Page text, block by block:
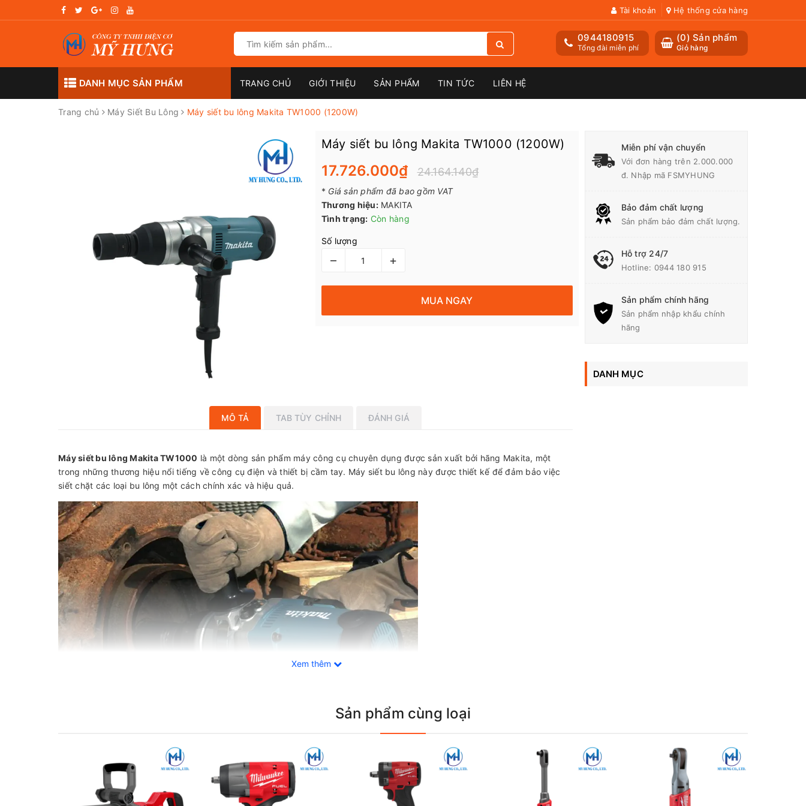
Tài khoản Hệ thống cửa hàng
(0) Sản phẩm
Giỏ hàng
0944180915
Tổng đài miễn phí
DANH MỤC SẢN PHẨM TRANG CHỦ GIỚI THIỆU SẢN PHẨM TIN TỨC LIÊN HỆ
Trang chủ Máy Siết Bu Lông Máy siết bu lông Makita TW1000 (1200W)
Máy siết bu lông Makita TW1000 (1200W)
17.726.000₫ 24.164.140₫
* Giá sản phẩm đã bao gồm VAT
Thương hiệu: MAKITA
Tình trạng: Còn hàng
Số lượng
– +
MUA NGAY
MÔ TẢ TAB TÙY CHỈNH ĐÁNH GIÁ
Máy siết bu lông Makita TW1000 là một dòng sản phẩm máy công cụ chuyên dụng được sản xuất bởi hãng Makita, một
trong những thương hiệu nổi tiếng về công cụ điện và thiết bị cầm tay. Máy siết bu lông này được thiết kế để đảm bảo việc
siết chặt các loại bu lông một cách chính xác và hiệu quả.
Máy được trang bị động cơ mạnh mẽ, có khả năng xử lý các công việc siết bu lông có độ cứng cao một cách dễ dàng. Với
công suất lớn, máy có thể hoạt động liên tục trong thời gian dài mà không gây ra sự mệt mỏi cho người sử dụng. Điều này rất
quan trọng đặc biệt khi sử dụng máy trong các môi trường công nghiệp hoặc xây dựng.
Xem thêm
Miễn phí vận chuyển
Với đơn hàng trên 2.000.000
đ. Nhập mã FSMYHUNG
Bảo đảm chất lượng
Sản phẩm bảo đảm chất lượng.
Hỗ trợ 24/7
Hotline: 0944 180 915
Sản phẩm chính hãng
Sản phẩm nhập khẩu chính
hãng
DANH MỤC
Sản phẩm cùng loại